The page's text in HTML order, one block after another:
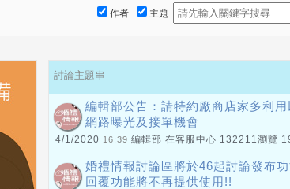
作者 主題
討論主題串
編輯部公告：請特約廠商店家多利
網路曝光及接單機會
4/1/2020 16:39 編輯部 在客服中心 132211瀏覽
婚禮情報討論區將於46起討論發布
回覆功能將不再提供使用!!